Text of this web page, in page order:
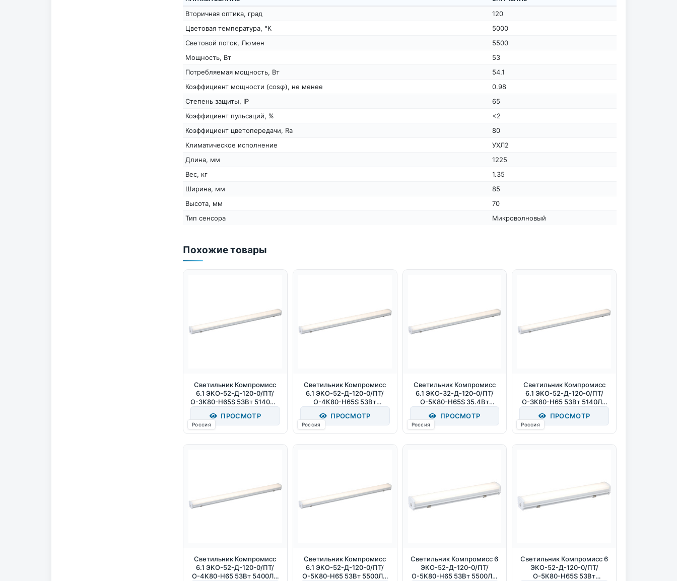
Вторичная оптика, град
120
Цветовая температура, °К
5000
Световой поток, Люмен
5500
Мощность, Вт
53
Потребляемая мощность, Вт
54.1
Коэффициент мощности (cosφ), не менее
0.98
Степень защиты, IP
65
Коэффициент пульсаций, %
<2
Коэффициент цветопередачи, Ra
80
Климатическое исполнение
УХЛ2
Длина, мм
1225
Вес, кг
1.35
Ширина, мм
85
Высота, мм
70
Тип сенсора
Микроволновый
Похожие товары
Светильник Компромисс
6.1 ЭКО-52-Д-120-0/ПТ/
О-3К80-Н65S 53Вт 5140Лм
ПРОСМОТР
Россия
Светильник Компромисс
6.1 ЭКО-52-Д-120-0/ПТ/
О-4К80-Н65S 53Вт
ПРОСМОТР
Россия
Светильник Компромисс
6.1 ЭКО-32-Д-120-0/ПТ/
О-5К80-Н65S 35.4Вт
ПРОСМОТР
Россия
Светильник Компромисс
6.1 ЭКО-52-Д-120-0/ПТ/
О-3К80-Н65 53Вт 5140Лм
ПРОСМОТР
Россия
Светильник Компромисс
6.1 ЭКО-52-Д-120-0/ПТ/
О-4К80-Н65 53Вт 5400Лм
Светильник Компромисс
6.1 ЭКО-52-Д-120-0/ПТ/
О-5К80-Н65 53Вт 5500Лм
Светильник Компромисс 6
ЭКО-52-Д-120-0/ПТ/
О-5К80-Н65 53Вт 5500Лм
Светильник Компромисс 6
ЭКО-52-Д-120-0/ПТ/
О-5К80-Н65S 53Вт